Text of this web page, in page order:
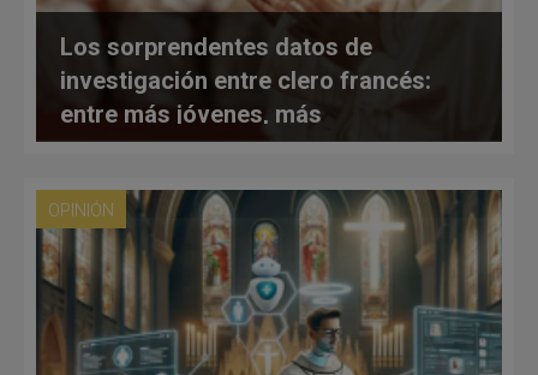
Los sorprendentes datos de
investigación entre clero francés:
entre más jóvenes, más
conservadores… y felices
OPINIÓN